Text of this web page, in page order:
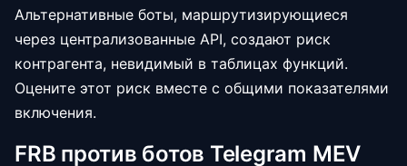
Альтернативные боты, маршрутизирующиеся
через централизованные API, создают риск
контрагента, невидимый в таблицах функций.
Оцените этот риск вместе с общими показателями
включения.
FRB против ботов Telegram MEV